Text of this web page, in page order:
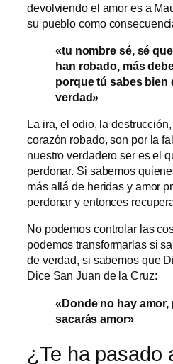
devolviendo el amor es a
su pueblo como
«tu nombre sé, sé
han robado, más
porque tú sabes bien
verdad»
La ira, el odio, la
corazón robado, son por la
nuestro verdadero ser es el
perdonar. Si sabemos
más allá de heridas y amor
perdonar y entonces
No podemos controlar las
podemos transformarlas si
de verdad, si sabemos que
Dice San Juan de la Cruz:
«Donde no hay amor,
sacarás amor»
¿Te ha pasado